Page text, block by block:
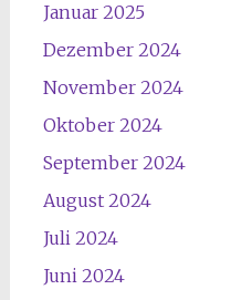
Januar 2025
Dezember 2024
November 2024
Oktober 2024
September 2024
August 2024
Juli 2024
Juni 2024